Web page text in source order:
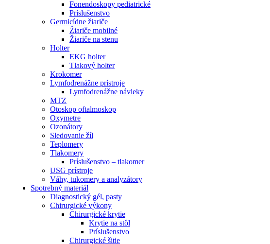
Fonendoskopy pediatrické
Príslušenstvo
Germicídne žiariče
Žiariče mobilné
Žiariče na stenu
Holter
EKG holter
Tlakový holter
Krokomer
Lymfodrenážne prístroje
Lymfodrenážne návleky
MTZ
Otoskop oftalmoskop
Oxymetre
Ozonátory
Sledovanie žíl
Teplomery
Tlakomery
Príslušenstvo – tlakomer
USG prístroje
Váhy, tukomery a analyzátory
Spotrebný materiál
Diagnostický gél, pasty
Chirurgické výkony
Chirurgické krytie
Krytie na stôl
Príslušenstvo
Chirurgické šitie